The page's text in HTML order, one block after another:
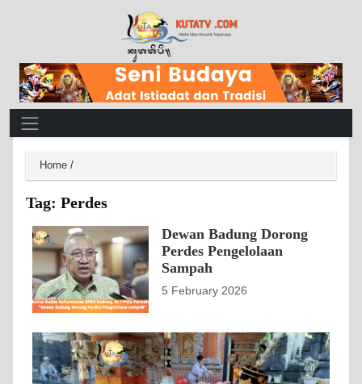
Main Navigation
Home /
Tag: Perdes
Dewan Badung Dorong
Perdes Pengelolaan
Sampah
5 February 2026